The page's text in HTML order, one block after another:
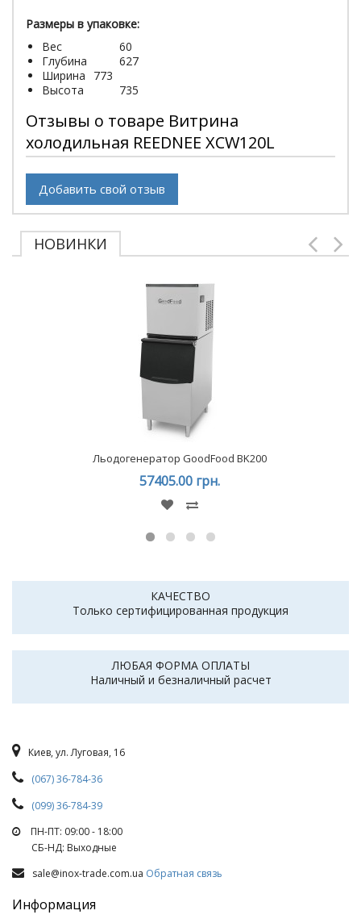
Размеры в упаковке:
Вес
60
Глубина
627
Ширина
773
Высота
735
Отзывы о товаре Витрина
холодильная REEDNEE XCW120L
Добавить свой отзыв
НОВИНКИ
Льодогенератор GoodFood BK200
57405.00 грн.
КАЧЕСТВО
Только сертифицированная продукция
ЛЮБАЯ ФОРМА ОПЛАТЫ
Наличный и безналичный расчет
Киев, ул. Луговая, 16
(067) 36-784-36
(099) 36-784-39
ПН-ПТ: 09:00 - 18:00
СБ-НД: Выходные
sale@inox-trade.com.ua Обратная связь
Информация